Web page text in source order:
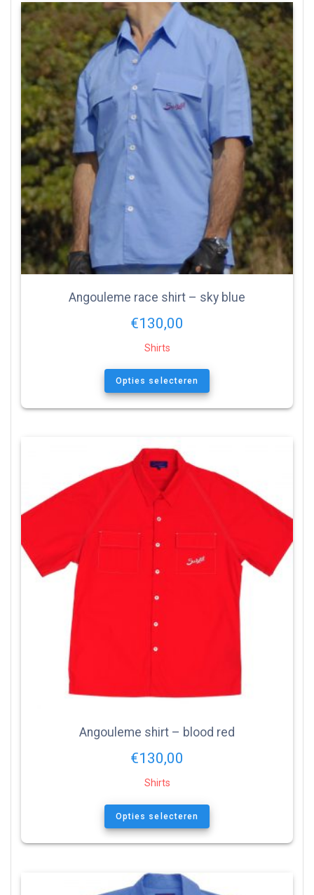
Angouleme race shirt – sky blue
€130,00
Shirts
Opties selecteren
Angouleme shirt – blood red
€130,00
Shirts
Opties selecteren